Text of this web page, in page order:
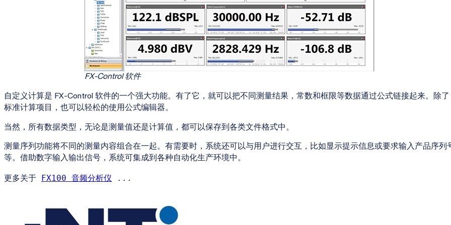
FX-Control 软件
自定义计算是 FX-Control 软件的一个强大功能。有了它，就可以把不同测量结果，常数和框限等数据通过公式链接起来。除了
标准计算项目，也可以轻松的使用公式编辑器。
当然，所有数据类型，无论是测量值还是计算值，都可以保存到各类文件格式中。
测量序列功能将不同的测量内容组合在一起。有需要时，系统还可以与用户进行交互，比如显示提示信息或要求输入产品序列
等。借助数字输入输出信号，系统可集成到各种自动化生产环境中。
更多关于 FX100 音频分析仪 ...